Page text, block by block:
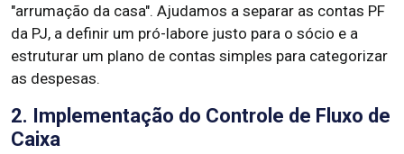
"arrumação da casa". Ajudamos a separar as contas PF
da PJ, a definir um pró-labore justo para o sócio e a
estruturar um plano de contas simples para categorizar
as despesas.
2. Implementação do Controle de Fluxo de
Caixa